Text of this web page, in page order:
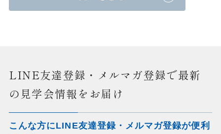
LINE友達登録・メルマガ登録で最新
の見学会情報をお届け
こんな方にLINE友達登録・メルマガ登録が便利